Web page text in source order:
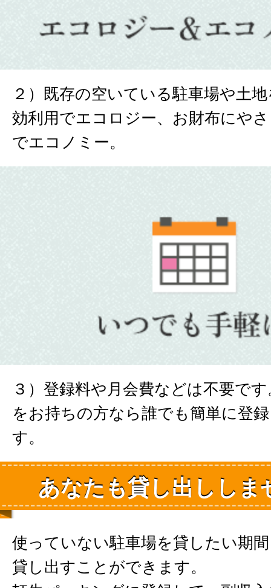
２）既存の空いている駐車場や土
効利用でエコロジー、お財布にや
でエコノミー。
３）登録料や月会費などは不要で
をお持ちの方なら誰でも簡単に登
す。
あなたも貸し出ししま
使っていない駐車場を貸したい期
貸し出すことができます。